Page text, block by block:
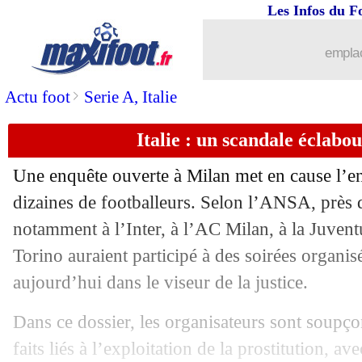
Actu foot> Serie A, Italie
Les Infos du
Italie : un scandale
Une enquête ouverte à Milan met en cause
dizaines de footballeurs. Selon l’ANSA, près
notamment à l’Inter, à l’AC Milan, à la
Torino auraient participé à des soirées
aujourd’hui dans le viseur de la justice.
Dans ce dossier, les organisateurs sont
faits liés à l’exploitation de la prostitution,
Italie: Zidane, l'aveu de Buffon
22/04 Tigres
22/04 PSG: Pauleta raconte son clash avec
22/04 Italie : les U21 appelés en juin ?
22/04 Real : Arbeloa protège toujours
22/04 EdF: Netflix date son documentaire
22/04 Man Utd: un passage amer pour